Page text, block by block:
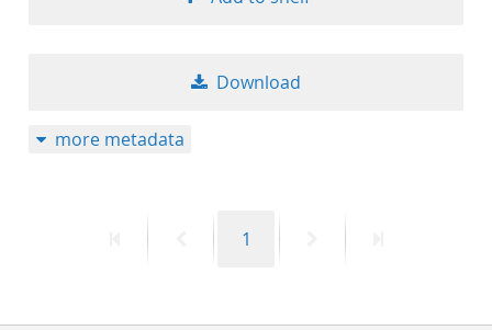
Download
more metadata
PreviousPage
1